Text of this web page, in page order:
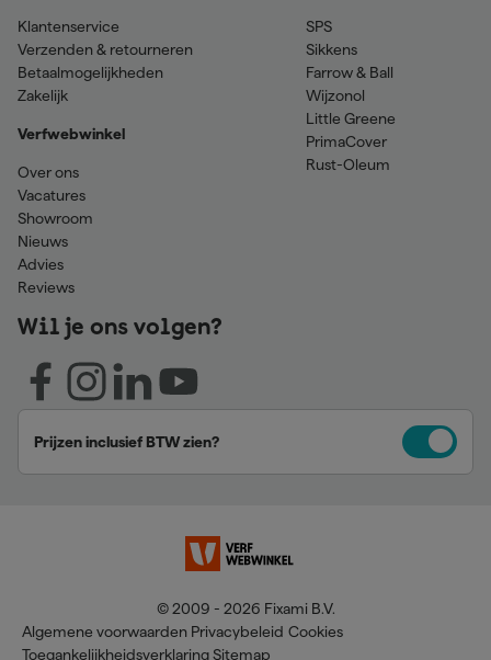
Klantenservice
Verzenden & retourneren
Betaalmogelijkheden
Zakelijk
Verfwebwinkel
Over ons
Vacatures
Showroom
Nieuws
Advies
Reviews
SPS
Sikkens
Farrow & Ball
Wijzonol
Little Greene
PrimaCover
Rust-Oleum
Wil je ons volgen?
Prijzen inclusief BTW zien?
© 2009 - 2026 Fixami B.V.
Algemene voorwaarden Privacybeleid Cookies
Toegankelijkheidsverklaring Sitemap